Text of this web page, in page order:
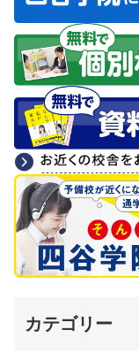
カテゴリー